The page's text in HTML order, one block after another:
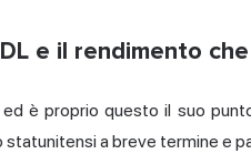
e il rendimento
è proprio questo il suo
a breve termine e